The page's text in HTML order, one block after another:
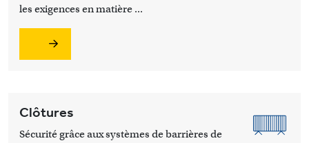
les exigences en matière ...
Clôtures
Sécurité grâce aux systèmes de barrières de